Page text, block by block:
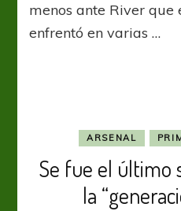
menos ante River que
enfrentó en varias …
ARSENAL
Se fue el último
la